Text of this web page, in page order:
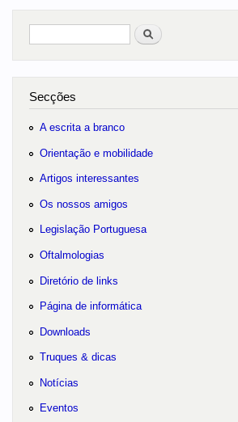
Pesquisar
Secções
A escrita a branco
Orientação e mobilidade
Artigos interessantes
Os nossos amigos
Legislação Portuguesa
Oftalmologias
Diretório de links
Página de informática
Downloads
Truques & dicas
Notícias
Eventos